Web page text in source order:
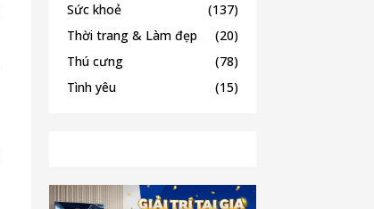
Sức khoẻ
(137)
Thời trang & Làm đẹp
(20)
Thú cưng
(78)
Tình yêu
(15)